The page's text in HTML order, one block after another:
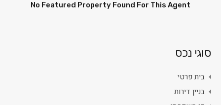
No Featured Property Found For This Agent
סוגי נכס
בית פרטי
בניין דירות